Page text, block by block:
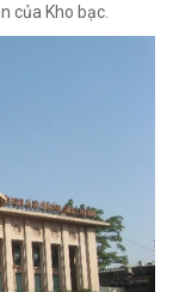
của Kho bạc.